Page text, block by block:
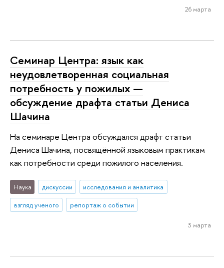
26 марта
Семинар Центра: язык как
неудовлетворенная социальная
потребность у пожилых —
обсуждение драфта статьи Дениса
Шачина
На семинаре Центра обсуждался драфт статьи
Дениса Шачина, посвящённой языковым практикам
как потребности среди пожилого населения.
Наука дискуссии
исследования и аналитика
взгляд ученого
репортаж о событии
3 марта